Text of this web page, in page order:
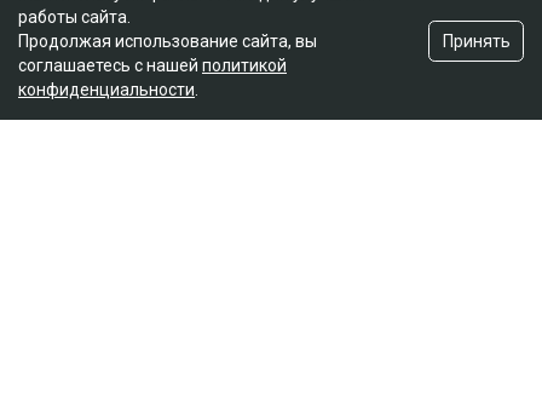
работы сайта.
Продолжая использование сайта, вы
соглашаетесь с нашей политикой
конфиденциальности
Принять